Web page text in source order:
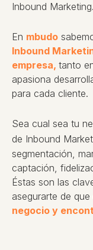
Inbound Marketing.
En mbudo
Inbound
empresa, tanto
apasiona
para cada cliente.
Sea cual sea tu
de Inbound
segmentación,
captación,
Éstas son las
asegurarte de que
negocio y